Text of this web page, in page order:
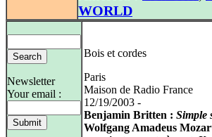
WORLD
Newsletter
Your email :
Bois et cordes
Paris
Maison de Radio France
12/19/2003 -
Benjamin Britten : Simple
Wolfgang Amadeus